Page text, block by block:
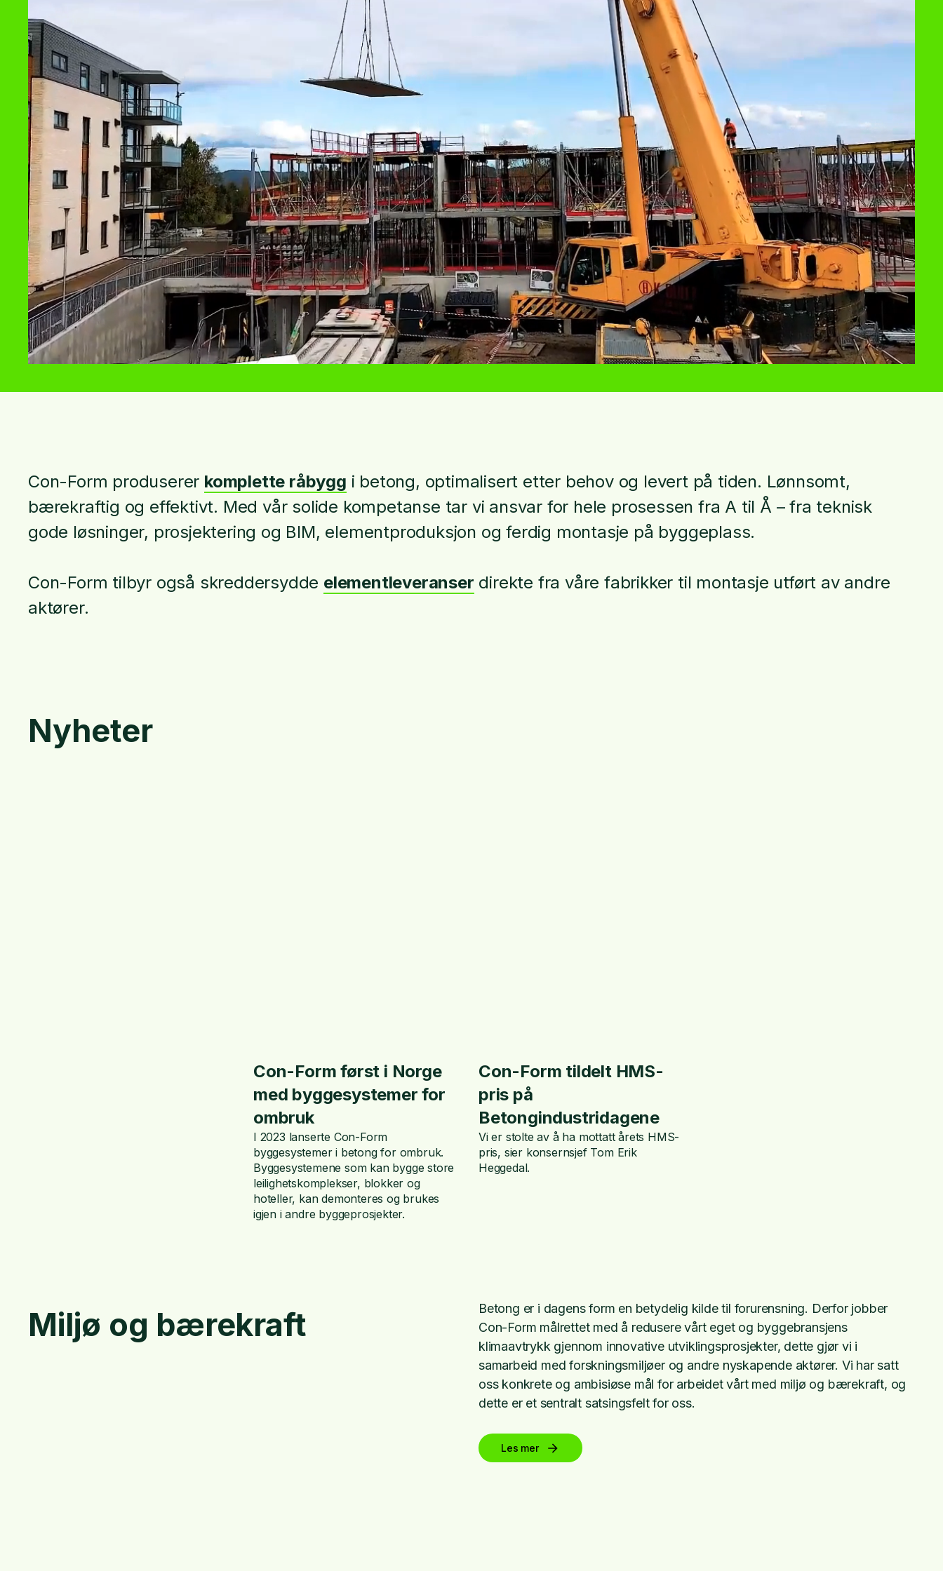
Con-Form produserer komplette råbygg i betong, optimalisert etter behov og levert på tiden. Lønnsomt,
bærekraftig og effektivt. Med vår solide kompetanse tar vi ansvar for hele prosessen fra A til Å – fra teknisk
gode løsninger, prosjektering og BIM, elementproduksjon og ferdig montasje på byggeplass.
Con-Form tilbyr også skreddersydde elementleveranser direkte fra våre fabrikker til montasje utført av andre
aktører.
Nyheter
Con-Form først i Norge
med byggesystemer for
ombruk
I 2023 lanserte Con-Form
byggesystemer i betong for ombruk.
Byggesystemene som kan bygge store
leilighetskomplekser, blokker og
hoteller, kan demonteres og brukes
igjen i andre byggeprosjekter.
Con-Form tildelt HMS-
pris på
Betongindustridagene
Vi er stolte av å ha mottatt årets HMS-
pris, sier konsernsjef Tom Erik
Heggedal.
Miljø og bærekraft
Betong er i dagens form en betydelig kilde til forurensning. Derfor jobber
Con-Form målrettet med å redusere vårt eget og byggebransjens
klimaavtrykk gjennom innovative utviklingsprosjekter, dette gjør vi i
samarbeid med forskningsmiljøer og andre nyskapende aktører. Vi har satt
oss konkrete og ambisiøse mål for arbeidet vårt med miljø og bærekraft, og
dette er et sentralt satsingsfelt for oss.
Les mer